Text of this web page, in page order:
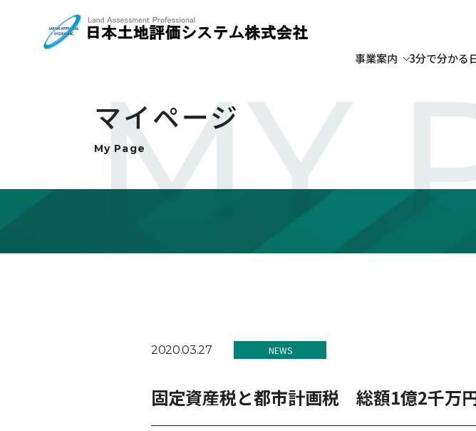
事業案内 3分で分かる
MY
マイページ
My Page
2020.03.27 NEWS
固定資産税と都市計画税 総額1億2千万